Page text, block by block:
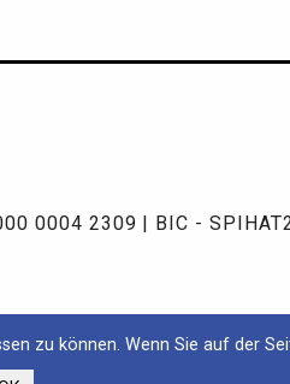
0004 2309 | BIC -
zu können. Wenn Sie auf der